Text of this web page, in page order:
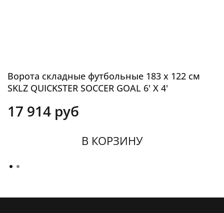
Ворота складные футбольные 183 х 122 см
SKLZ QUICKSTER SOCCER GOAL 6' X 4'
17 914 руб
В КОРЗИНУ